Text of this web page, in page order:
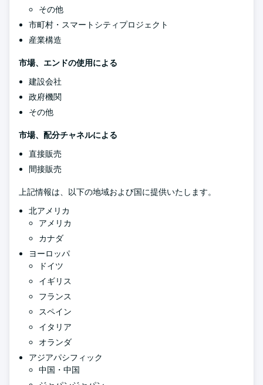
その他
市町村・スマートシティプロジェクト
産業構造
市場、エンドの使用による
建設会社
政府機関
その他
市場、配分チャネルによる
直接販売
間接販売
上記情報は、以下の地域および国に提供いたします。
北アメリカ
アメリカ
カナダ
ヨーロッパ
ドイツ
イギリス
フランス
スペイン
イタリア
オランダ
アジアパシフィック
中国・中国